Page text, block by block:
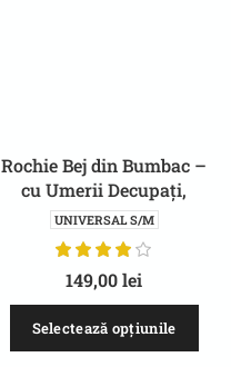
Rochie Bej din Bumbac –
cu Umerii Decupați,
Design Lejer
UNIVERSAL S/M
149,00lei
Selectează opțiunile